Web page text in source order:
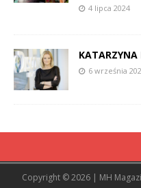
4 lipca 2024
KATARZYNA
6 września
Copyright © 2026 | MH